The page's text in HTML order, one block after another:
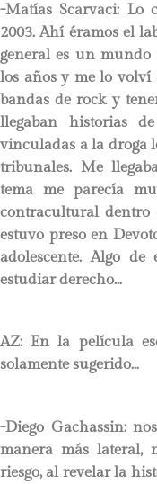
-Matías Scarvaci:
2003. Ahí éramos el
general es un mundo
los años y me lo volví
bandas de rock y
llegaban historias
vinculadas a la droga
tribunales. Me
tema me parecía
contracultural dentro
estuvo preso en
adolescente. Algo
estudiar derecho…
AZ: En la película
solamente sugerido…
-Diego Gachassin:
manera más lateral,
riesgo, al revelar la